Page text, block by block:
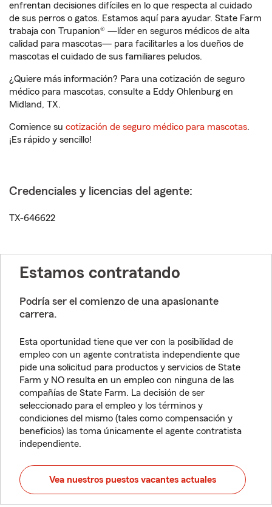
enfrentan decisiones difíciles en lo que respecta al cuidado
de sus perros o gatos. Estamos aquí para ayudar. State Farm
trabaja con Trupanion® —líder en seguros médicos de alta
calidad para mascotas— para facilitarles a los dueños de
mascotas el cuidado de sus familiares peludos.
¿Quiere más información? Para una cotización de seguro
médico para mascotas, consulte a Eddy Ohlenburg en
Midland, TX.
Comience su cotización de seguro médico para mascotas.
¡Es rápido y sencillo!
Credenciales y licencias del agente:
TX-646622
Estamos contratando
Podría ser el comienzo de una apasionante
carrera.
Esta oportunidad tiene que ver con la posibilidad de
empleo con un agente contratista independiente que
pide una solicitud para productos y servicios de State
Farm y NO resulta en un empleo con ninguna de las
compañías de State Farm. La decisión de ser
seleccionado para el empleo y los términos y
condiciones del mismo (tales como compensación y
beneficios) las toma únicamente el agente contratista
independiente.
Vea nuestros puestos vacantes actuales